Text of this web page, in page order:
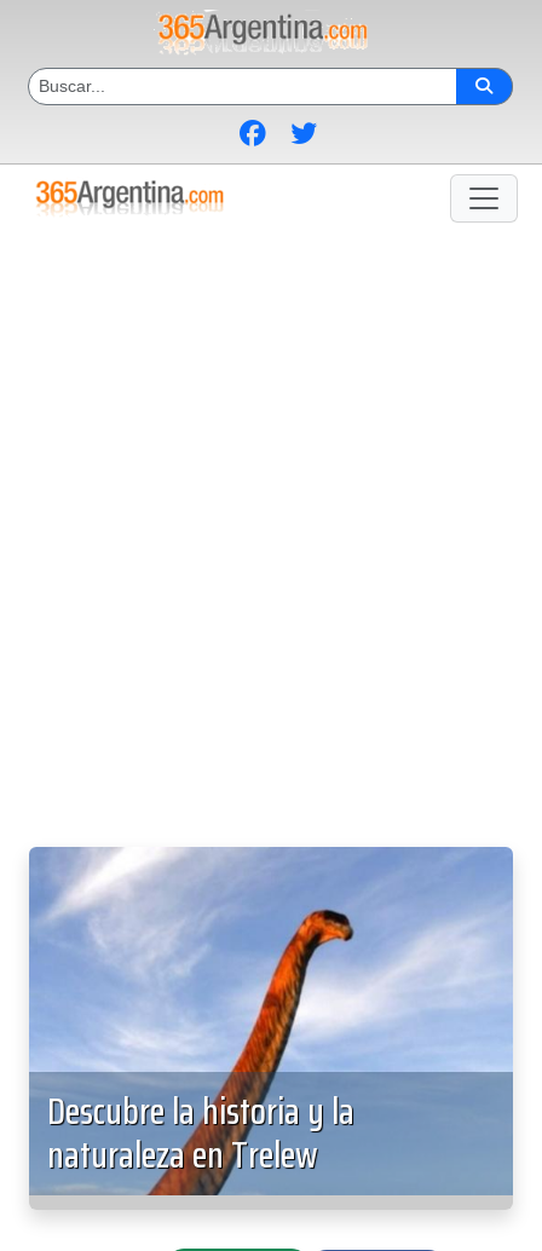
Descubre la historia y la
naturaleza en Trelew